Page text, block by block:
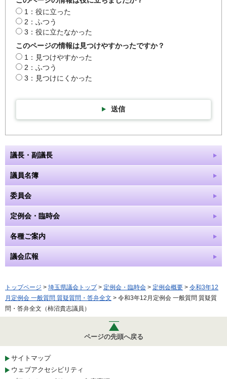
1：役に立った
2：ふつう
3：役に立たなかった
このページの情報は見つけやすかったですか？
1：見つけやすかった
2：ふつう
3：見つけにくかった
送信
議長・副議長
議員名簿
委員会
定例会・臨時会
各種ご案内
議会広報
トップページ > 埼玉県議会トップ> 定例会・臨時会 > 定例会概要 > 令和3年12
月定例会 一般質問 質疑質問・答弁全文 > 令和3年12月定例会 一般質問 質疑質
問・答弁全文（柿沼貴志議員）
ページの先頭へ戻る
サイトマップ
ウェブアクセシビリティ